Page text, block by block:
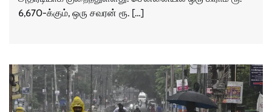
6,670-க்கும், ஒரு சவரன் ரூ. […]